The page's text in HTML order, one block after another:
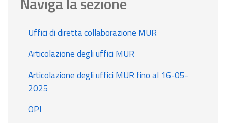
Uffici di diretta collaborazione MUR
Articolazione degli uffici MUR
Articolazione degli uffici MUR fino al 16-05-
2025
OPI